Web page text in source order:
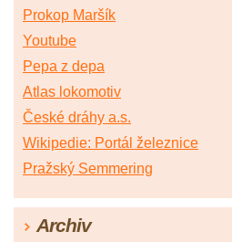
Prokop Maršík
Youtube
Pepa z depa
Atlas lokomotiv
České dráhy a.s.
Wikipedie: Portál železnice
Pražský Semmering
Archiv